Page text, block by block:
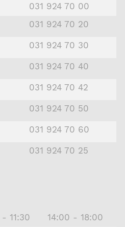
031 924 70 00
031 924 70 20
031 924 70 30
031 924 70 40
031 924 70 42
031 924 70 50
031 924 70 60
031 924 70 25
11:30
14:00 - 18:00